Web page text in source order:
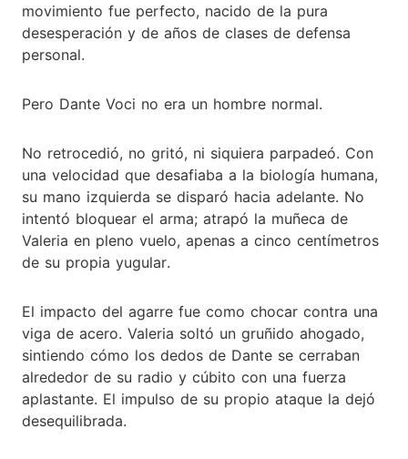
movimiento fue perfecto, nacido de la pura
desesperación y de años de clases de defensa
personal.
Pero Dante Voci no era un hombre normal.
No retrocedió, no gritó, ni siquiera parpadeó. Con
una velocidad que desafiaba a la biología humana,
su mano izquierda se disparó hacia adelante. No
intentó bloquear el arma; atrapó la muñeca de
Valeria en pleno vuelo, apenas a cinco centímetros
de su propia yugular.
El impacto del agarre fue como chocar contra una
viga de acero. Valeria soltó un gruñido ahogado,
sintiendo cómo los dedos de Dante se cerraban
alrededor de su radio y cúbito con una fuerza
aplastante. El impulso de su propio ataque la dejó
desequilibrada.